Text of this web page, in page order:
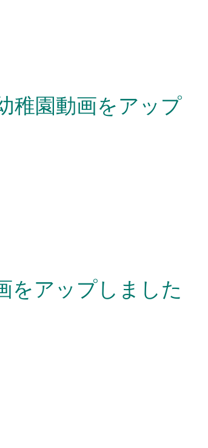
稚園動画をアップ
をアップしました